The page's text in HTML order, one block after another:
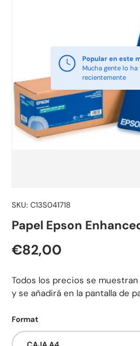
Popular en este
Mucha gente lo
recientemente
SKU: C13S041718
Papel Epson
Precio normal
€82,00
Todos los precios se muestran
y se añadirá en la pantalla de
Format